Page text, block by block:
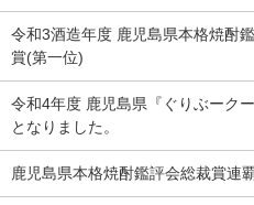
令和3酒造年度 鹿児島県本格焼酎
賞(第一位)
令和4年度 鹿児島県『ぐりぶーク
となりました。
鹿児島県本格焼酎鑑評会総裁賞連